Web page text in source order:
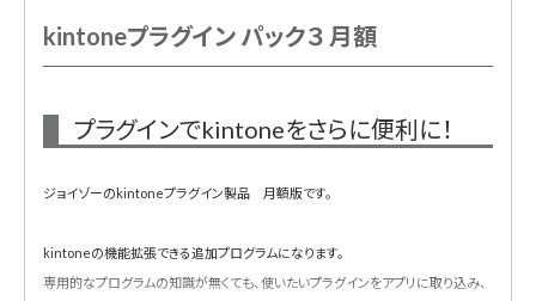
⑧ルックアップコピー元登録プラグイン
⑨レコード一括更新プラグイン
⑪フルスクリーンプラグイン
⑫一覧個別指定プラグイン
kintoneプラグイン パック３ 月額
プラグインでkintoneをさらに便利に！
ジョイゾーのkintoneプラグイン製品 月額版です。
kintoneの機能拡張できる追加プログラムになります。
専用的なプログラムの知識が無くても、使いたいプラグインをアプリに取り込み、